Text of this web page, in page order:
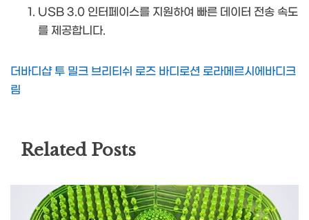
USB 3.0 인터페이스를 지원하여 빠른 데이터 전송 속도
를 제공합니다.
더바디샵 투 밀크 브리티쉬 로즈 바디로션 로라메르시에바디크
림
Related Posts